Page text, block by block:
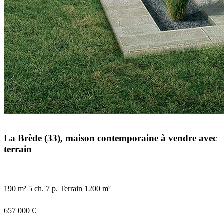
La Brède (33), maison contemporaine à vendre avec
terrain
190 m² 5 ch. 7 p. Terrain 1200 m²
657 000 €